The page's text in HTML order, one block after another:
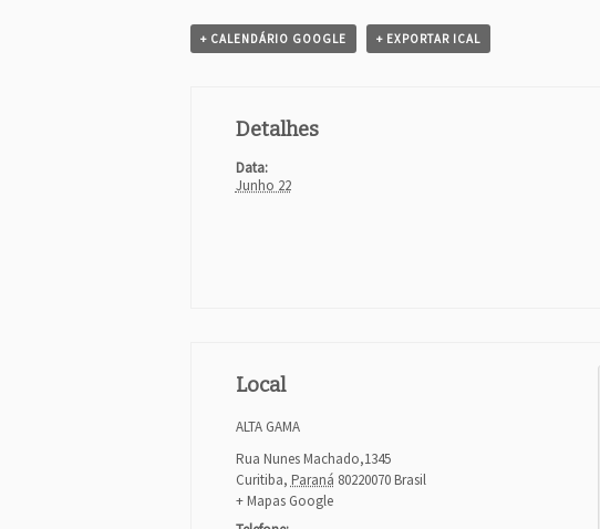
e
n
+ CALENDÁRIO GOOGLE + EXPORTAR ICAL
Detalhes
Data:
Junho 22
Local
ALTA GAMA
Rua Nunes Machado,1345
Curitiba, Paraná 80220070 Brasil
+ Mapas Google